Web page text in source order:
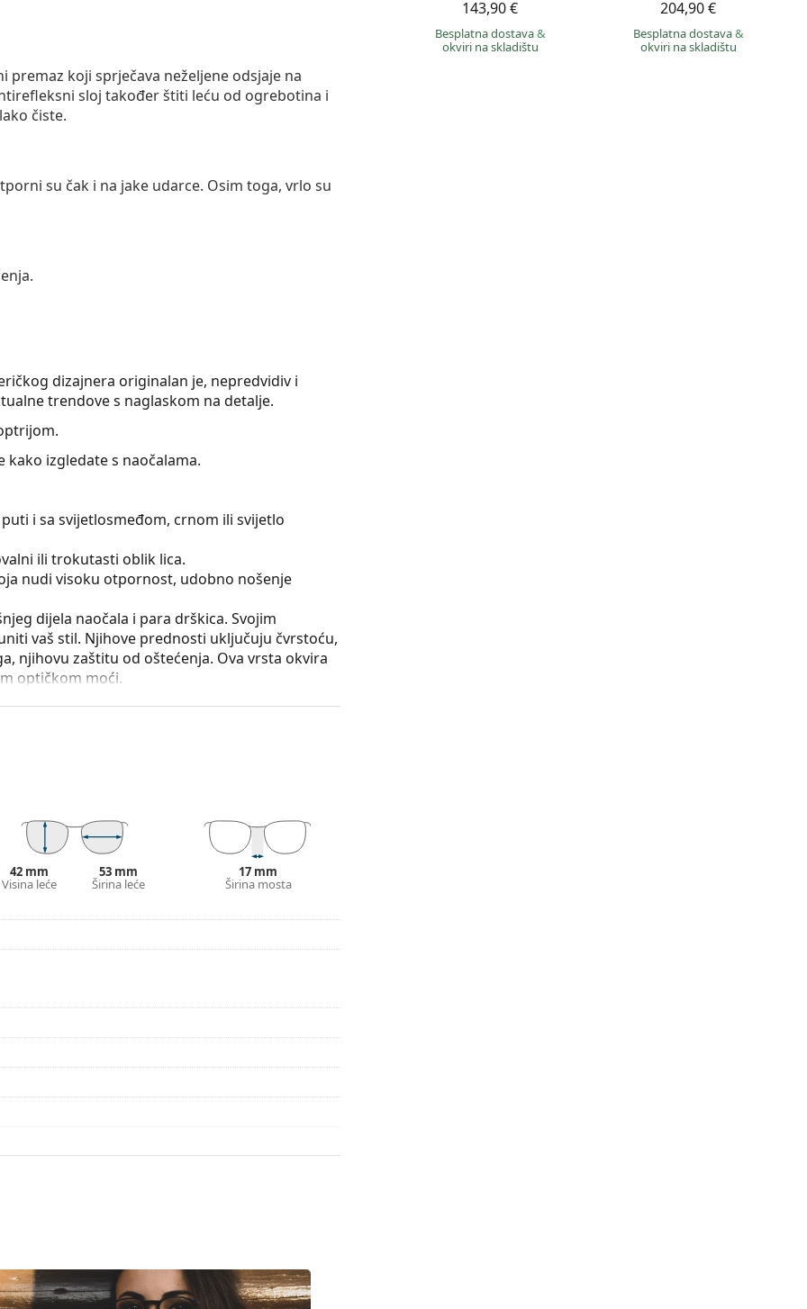
143,90 €
Besplatna dostava&
okviri na skladištu
204,90 €
Besplatna dostava&
okviri na skladištu
premaz koji sprječava neželjene odsjaje na
sloj također štiti leću od ogrebotina i
čiste.
su čak i na jake udarce. Osim toga, vrlo su
dizajnera originalan je, nepredvidiv i
trendove s naglaskom na detalje.
izgledate s naočalama.
i sa svijetlosmeđom, crnom ili svijetlo
ili trokutasti oblik lica.
nudi visoku otpornost, udobno nošenje
dijela naočala i para drškica. Svojim
vaš stil. Njihove prednosti uključuju čvrstoću,
njihovu zaštitu od oštećenja. Ova vrsta okvira
optičkom moći.
lom i duže zadržava pravilno podešavanje.
i njena izvedba mogu se razlikovati.
naočala. Neki modeli umjesto krpe mogu
više stilova ili provjerite našvodič za
za uporabu.
42 mm
Visina leće
53 mm
Širina leće
17 mm
Širina mosta